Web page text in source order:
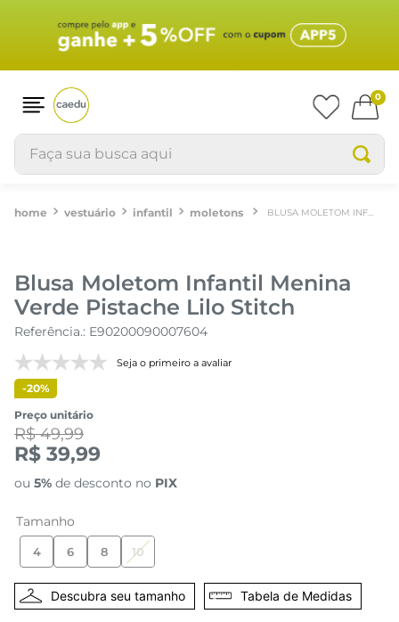
0
Faça sua busca aqui
vestuário infantil moletons
Blusa Moletom Infantil Menina
Verde Pistache Lilo Stitch
Referência.: E90200090007604
Seja o primeiro a avaliar
-20%
Preço unitário
R$ 49,99
R$ 39,99
ou 5% de desconto no PIX
Tamanho
4 6 8 10
Tabela de Medidas